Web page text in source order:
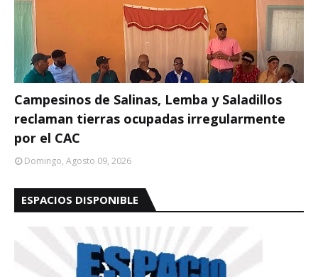
Campesinos de Salinas, Lemba y Saladillos
reclaman tierras ocupadas irregularmente
por el CAC
Domingo, Agosto 09, 2026
ESPACIOS DISPONIBLE